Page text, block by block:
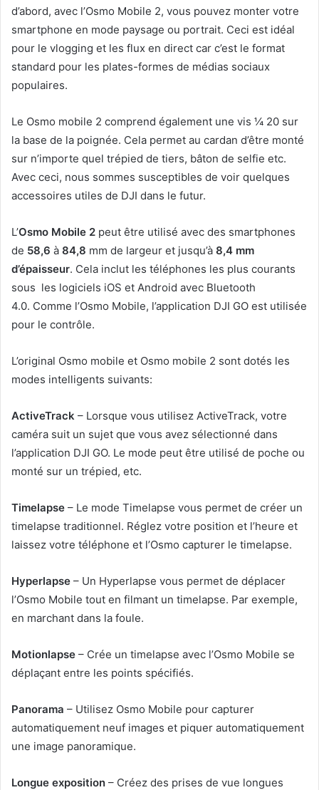
d’abord, avec l’Osmo Mobile 2, vous pouvez monter votre
smartphone en mode paysage ou portrait. Ceci est idéal
pour le vlogging et les flux en direct car c’est le format
standard pour les plates-formes de médias sociaux
populaires.
Le Osmo mobile 2 comprend également une vis ¼ 20 sur
la base de la poignée. Cela permet au cardan d’être monté
sur n’importe quel trépied de tiers, bâton de selfie etc.
Avec ceci, nous sommes susceptibles de voir quelques
accessoires utiles de DJI dans le futur.
L’Osmo Mobile 2 peut être utilisé avec des smartphones
de 58,6 à 84,8 mm de largeur et jusqu’à 8,4 mm
d’épaisseur. Cela inclut les téléphones les plus courants
sous les logiciels iOS et Android avec Bluetooth
4.0. Comme l’Osmo Mobile, l’application DJI GO est utilisée
pour le contrôle.
L’original Osmo mobile et Osmo mobile 2 sont dotés les
modes intelligents suivants:
ActiveTrack – Lorsque vous utilisez ActiveTrack, votre
caméra suit un sujet que vous avez sélectionné dans
l’application DJI GO. Le mode peut être utilisé de poche ou
monté sur un trépied, etc.
Timelapse – Le mode Timelapse vous permet de créer un
timelapse traditionnel. Réglez votre position et l’heure et
laissez votre téléphone et l’Osmo capturer le timelapse.
Hyperlapse – Un Hyperlapse vous permet de déplacer
l’Osmo Mobile tout en filmant un timelapse. Par exemple,
en marchant dans la foule.
Motionlapse – Crée un timelapse avec l’Osmo Mobile se
déplaçant entre les points spécifiés.
Panorama – Utilisez Osmo Mobile pour capturer
automatiquement neuf images et piquer automatiquement
une image panoramique.
Longue exposition – Créez des prises de vue longues